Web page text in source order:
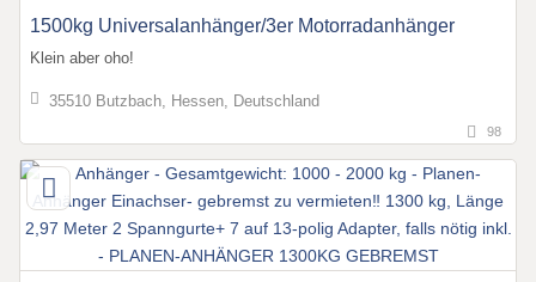
1500kg Universalanhänger/3er Motorradanhänger
Klein aber oho!
35510 Butzbach, Hessen, Deutschland
98